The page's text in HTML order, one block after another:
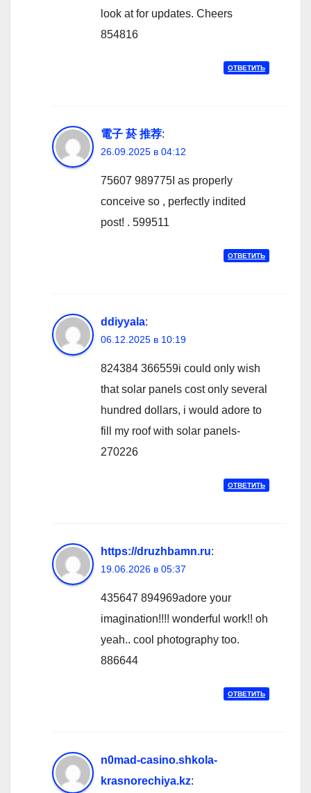
look at for updates. Cheers
854816
ОТВЕТИТЬ
電子 菸 推荐:
26.09.2025 в 04:12
75607 989775I as properly
conceive so , perfectly indited
post! . 599511
ОТВЕТИТЬ
ddiyyala:
06.12.2025 в 10:19
824384 366559i could only wish
that solar panels cost only several
hundred dollars, i would adore to
fill my roof with solar panels-
270226
ОТВЕТИТЬ
https://druzhbamn.ru:
19.06.2026 в 05:37
435647 894969adore your
imagination!!!! wonderful work!! oh
yeah.. cool photography too.
886644
ОТВЕТИТЬ
n0mad-casino.shkola-
krasnorechiya.kz: